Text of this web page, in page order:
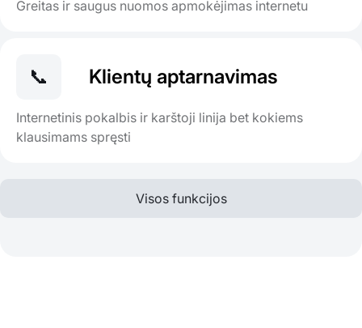
Greitas ir saugus nuomos apmokėjimas internetu
📞 Klientų aptarnavimas
Internetinis pokalbis ir karštoji linija bet kokiems
klausimams spręsti
Visos funkcijos